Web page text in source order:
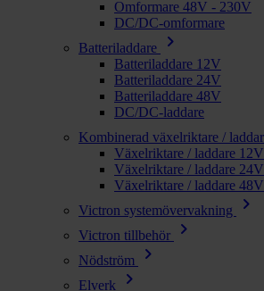
Omformare 48V - 230V
DC/DC-omformare
Batteriladdare
chevron_right
Batteriladdare 12V
Batteriladdare 24V
Batteriladdare 48V
DC/DC-laddare
Kombinerad växelriktare /
Växelriktare / laddare 12V
Växelriktare / laddare 24V
Växelriktare / laddare 48V
Victron systemövervakning
chevron_right
Victron tillbehör chevron_right
Nödström chevron_right
Elverk chevron_right